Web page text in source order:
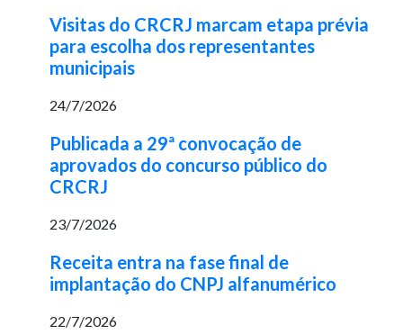
Visitas do CRCRJ marcam etapa prévia
para escolha dos representantes
municipais
24/7/2026
Publicada a 29ª convocação de
aprovados do concurso público do
CRCRJ
23/7/2026
Receita entra na fase final de
implantação do CNPJ alfanumérico
22/7/2026